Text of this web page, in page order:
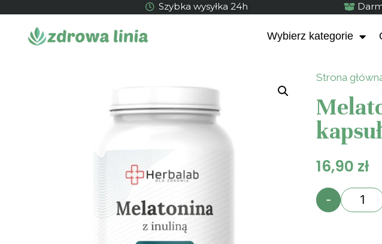
Szybka wysyłka 24h
Wybierz kategorie
Strona
16,90 zł
-